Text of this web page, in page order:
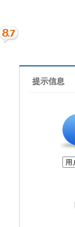
提示信息